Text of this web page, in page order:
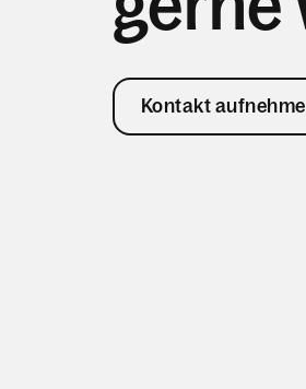
Kontakt